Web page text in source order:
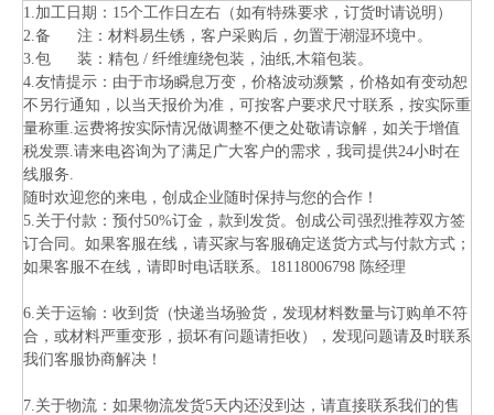
1.加工日期：15个工作日左右（如有特殊要求，订货时请说明）
2.备 注：材料易生锈，客户采购后，勿置于潮湿环境中。
3.包 装：精包 / 纤维缠绕包装，油纸,木箱包装。
4.友情提示：由于市场瞬息万变，价格波动濒繁，价格如有变动恕
不另行通知，以当天报价为准，可按客户要求尺寸联系，按实际重
量称重.运费将按实际情况做调整不便之处敬请谅解，如关于增值
税发票.请来电咨询为了满足广大客户的需求，我司提供24小时在
线服务.
随时欢迎您的来电，创成企业随时保持与您的合作！
5.关于付款：预付50%订金，款到发货。创成公司强烈推荐双方签
订合同。如果客服在线，请买家与客服确定送货方式与付款方式；
如果客服不在线，请即时电话联系。18118006798 陈经理
6.关于运输：收到货（快递当场验货，发现材料数量与订购单不符
合，或材料严重变形，损坏有问题请拒收），发现问题请及时联系
我们客服协商解决！
7.关于物流：如果物流发货5天内还没到达，请直接联系我们的售